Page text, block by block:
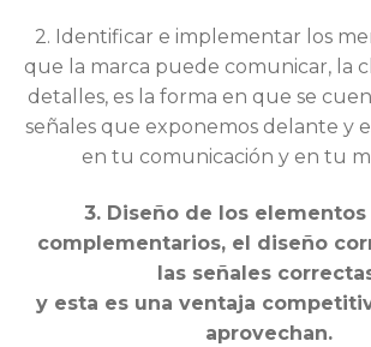
2. Identificar e implementar los
que la marca puede comunicar, la
detalles, es la forma en que se
señales que exponemos delante y
en tu comunicación y en tu
3. Diseño de los
complementarios, el diseño
las señales
y esta es una ventaja
aprovechan.